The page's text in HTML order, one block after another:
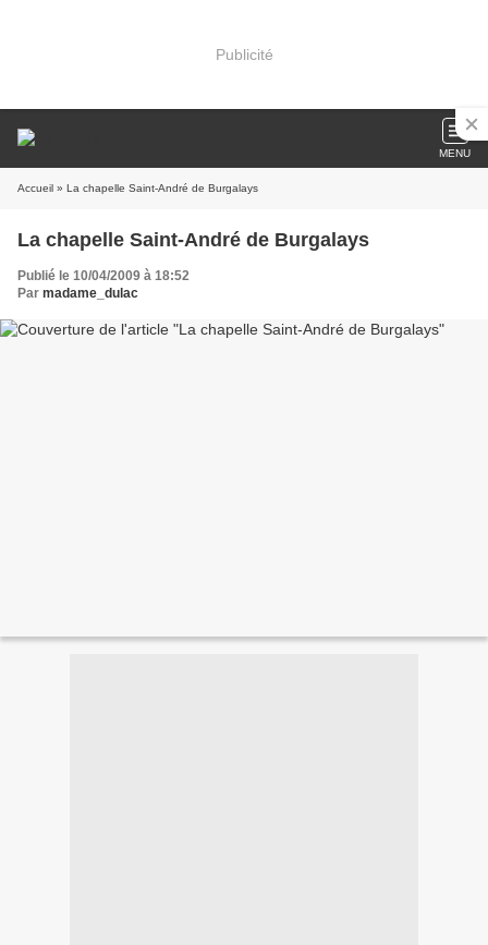
Publicité
MENU
Accueil » La chapelle Saint-André de Burgalays
La chapelle Saint-André de Burgalays
Publié le 10/04/2009 à 18:52
Par madame_dulac